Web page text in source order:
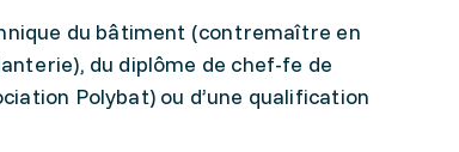
du bâtiment (contremaître en
du diplôme de chef-fe de
Polybat) ou d’une qualification